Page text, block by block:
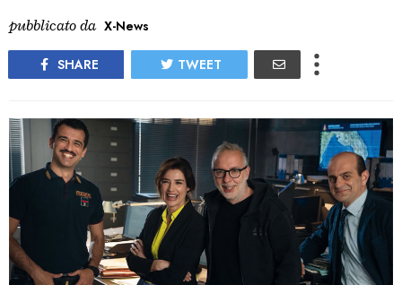
pubblicato da X-News
SHARE TWEET